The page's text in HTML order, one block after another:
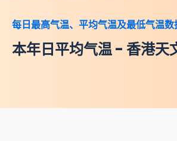
每日最高气温、平均气温及最低气温数
本年日平均气温 - 香港天